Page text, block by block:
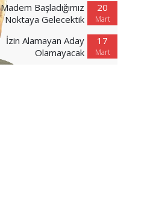
20
Mart
Madem Başladığımız
Noktaya Gelecektik
17
Mart
İzin Alamayan Aday
Olamayacak